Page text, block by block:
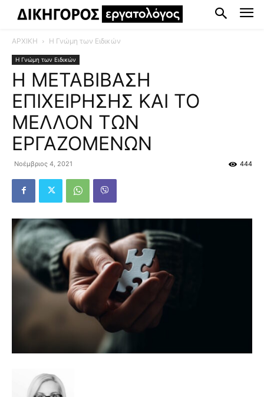
ΑΡΧΙΚΗ Η Γνώμη των Ειδικών
Η Γνώμη των Ειδικών
Η ΜΕΤΑΒΙΒΑΣΗ
ΕΠΙΧΕΙΡΗΣΗΣ ΚΑΙ ΤΟ
ΜΕΛΛΟΝ ΤΩΝ
ΕΡΓΑΖΟΜΕΝΩΝ
Νοέμβριος 4, 2021 444